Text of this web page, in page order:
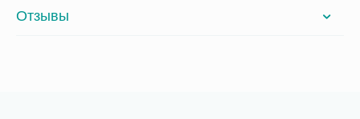
Отзывы